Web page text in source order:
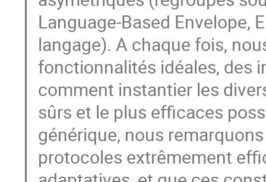
Language-Based Envelope,
langage). A chaque fois,
fonctionnalités idéales, des
comment instantier les
sûrs et le plus efficaces
générique, nous
protocoles extrêmement